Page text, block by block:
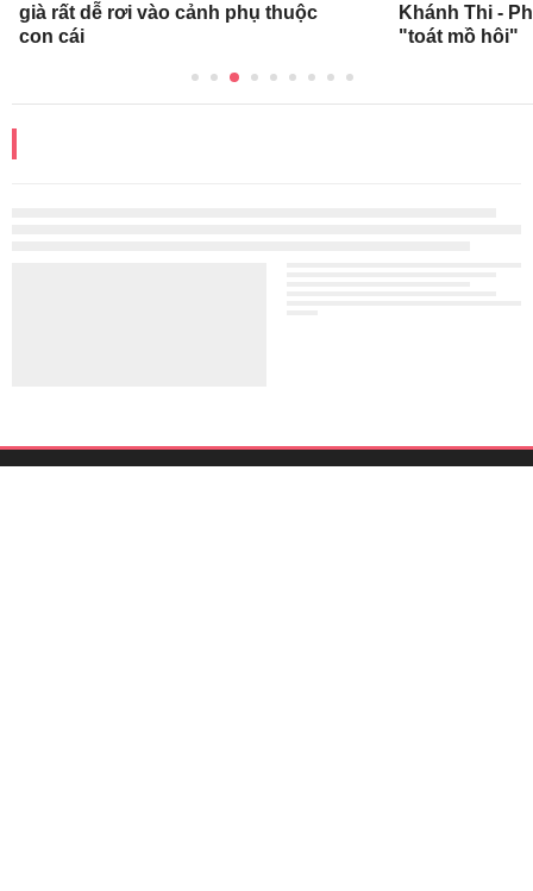
già rất dễ rơi vào cảnh phụ thuộc
con cái
Khánh Thi -
"toát mồ hôi"